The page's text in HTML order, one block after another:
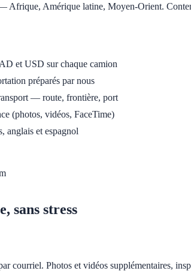
Afrique, Amérique latine, Moyen-Orient.
et USD sur chaque camion
préparés par nous
— route, frontière, port
(photos, vidéos, FaceTime)
anglais et espagnol
sans stress
courriel. Photos et vidéos supplémentaires,